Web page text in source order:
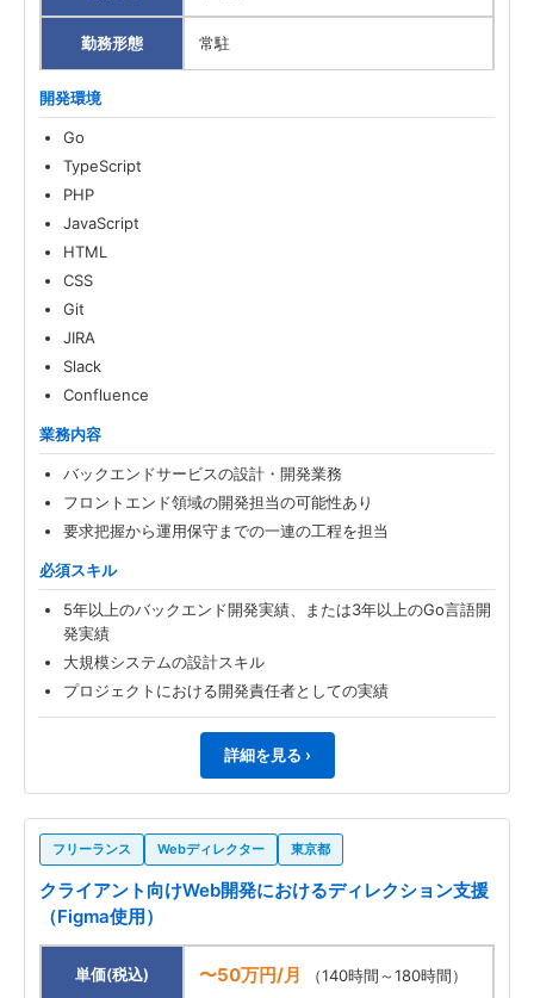
勤務形態 常駐
開発環境
Go
TypeScript
PHP
JavaScript
HTML
CSS
Git
JIRA
Slack
Confluence
業務内容
バックエンドサービスの設計・開発業務
フロントエンド領域の開発担当の可能性あり
要求把握から運用保守までの一連の工程を担当
必須スキル
5年以上のバックエンド開発実績、または3年以上のGo言語開
発実績
大規模システムの設計スキル
プロジェクトにおける開発責任者としての実績
詳細を見る ›
フリーランス Webディレクター 東京都
クライアント向けWeb開発におけるディレクション支援
（Figma使用）
単価(税込) 〜50万円/月 （140時間～180時間）